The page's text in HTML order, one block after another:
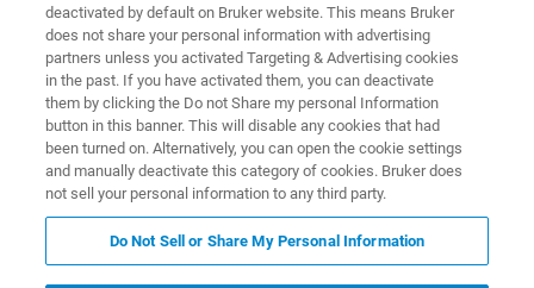
用户反馈 更多信息 支持 联系我们
deactivated by default on Bruker website. This means Bruker
does not share your personal information with advertising
partners unless you activated Targeting & Advertising cookies
in the past. If you have activated them, you can deactivate
them by clicking the Do not Share my personal Information
button in this banner. This will disable any cookies that had
been turned on. Alternatively, you can open the cookie settings
and manually deactivate this category of cookies. Bruker does
not sell your personal information to any third party.
Do Not Sell or Share My Personal Information